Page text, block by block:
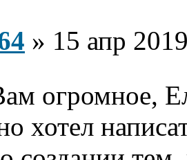
» 15 апр
огромное,
хотел